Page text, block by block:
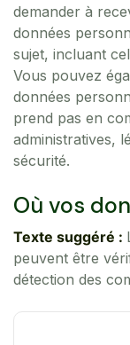
demander à
données
sujet, incluant
Vous pouvez
données
prend pas en
administratives,
sécurité.
Où vos
Texte suggéré :
peuvent être
détection des